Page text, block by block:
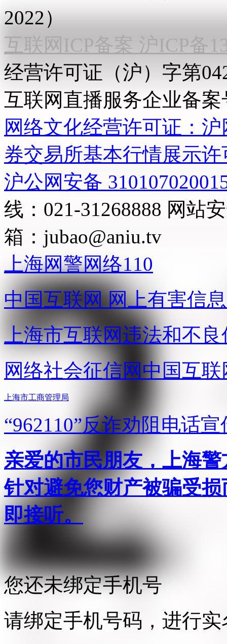
2022）
互联网ICP备案 沪ICP备
经营许可证（沪）字第
互联网直播服务企业备案
网络文化经营许可证：
券交易所基本行情展示许
沪公网安备
线：021-31268888 网站
箱： jubao@aniu.tv
上海网警网络110
中国互联网 网上有害信
上海市互联网违法和不
网络社会征信网 中国互
上海市工商管理局
“962110”反诈劝阻电话宣
亲爱的市民朋友，上海
针对避免您财产被骗受
即接听。
您还未绑定手机号
请绑定手机号码，进行